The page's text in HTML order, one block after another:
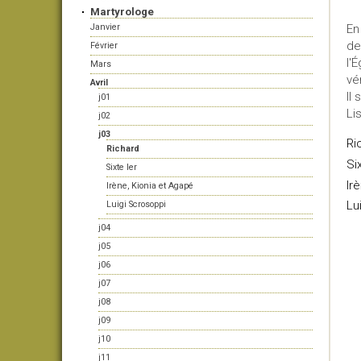
Martyrologe
Janvier
Février
Mars
Avril
j01
j02
j03
Richard
Sixte Ier
Irène, Kionia et Agapé
Luigi Scrosoppi
j04
j05
j06
j07
j08
j09
j10
j11
Il